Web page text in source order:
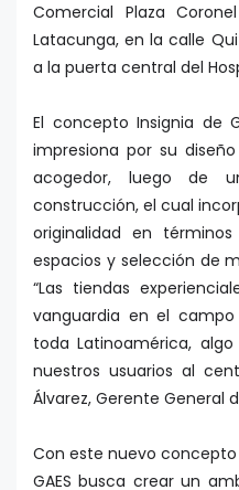
Comercial Plaza
Latacunga, en la calle
a la puerta central del
El concepto Insignia de
impresiona por su
acogedor, luego de
construcción, el cual
originalidad en
espacios y selección de
“Las tiendas
vanguardia en el
toda Latinoamérica,
nuestros usuarios al
Álvarez, Gerente General
Con este nuevo
GAES busca crear un